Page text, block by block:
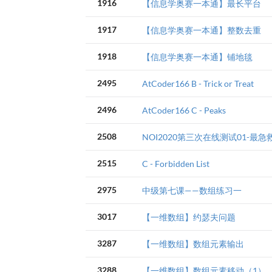
1916 【信息学奥赛一本通】最长平台
1917 【信息学奥赛一本通】整数去重
1918 【信息学奥赛一本通】铺地毯
2495 AtCoder166 B - Trick or Treat
2496 AtCoder166 C - Peaks
2508 NOI2020第三次在线测试01-最急
2515 C - Forbidden List
2975 中级第七课——数组练习一
3017 【一维数组】约瑟夫问题
3287 【一维数组】数组元素输出
3288